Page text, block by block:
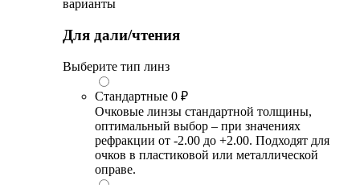
варианты
Для дали/чтения
Выберите тип линз
Стандартные 0 ₽
Очковые линзы стандартной толщины,
оптимальный выбор – при значениях
рефракции от -2.00 до +2.00. Подходят для
очков в пластиковой или металлической
оправе.